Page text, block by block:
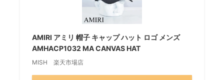
AMIRI アミリ 帽子 キャップ ハット ロゴ メンズ
AMHACP1032 MA CANVAS HAT
MISH 楽天市場店